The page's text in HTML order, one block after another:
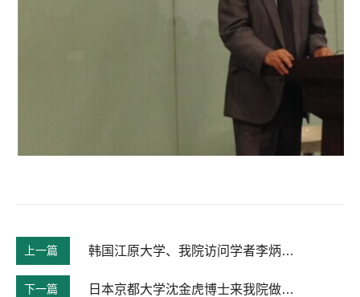
上一篇 韩国江原大学、我院访问学者李炳午教授来我院作学术报告
下一篇 日本京都大学沈金虎博士来我院做学术报告